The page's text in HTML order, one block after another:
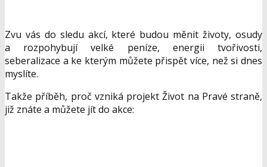
Zvu vás do sledu akcí, které budou měnit životy, osudy
a rozpohybují velké peníze, energii tvořivosti,
seberalizace a ke kterým můžete přispět více, než si dnes
myslíte.
Takže příběh, proč vzniká projekt Život na Pravé straně,
již znáte a můžete jít do akce: